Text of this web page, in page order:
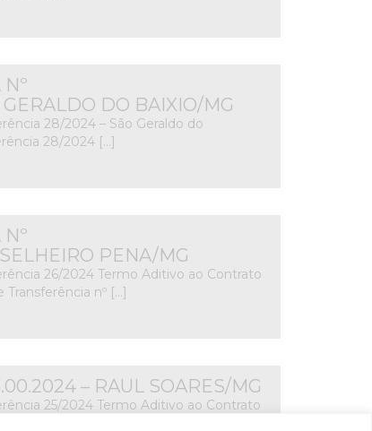
DO BAIXIO/MG
28/2024 – São Geraldo do
28/2024 […]
PENA/MG
26/2024 Termo Aditivo ao Contrato
nº […]
– RAUL SOARES/MG
25/2024 Termo Aditivo ao Contrato